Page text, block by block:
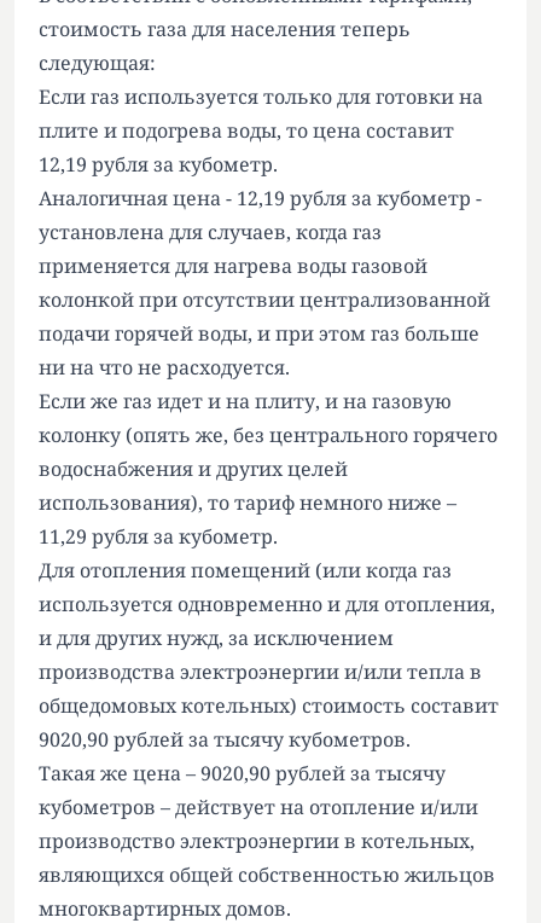
стоимость газа для населения теперь
следующая:
Если газ используется только для готовки на
плите и подогрева воды, то цена составит
12,19 рубля за кубометр.
Аналогичная цена - 12,19 рубля за кубометр -
установлена для случаев, когда газ
применяется для нагрева воды газовой
колонкой при отсутствии централизованной
подачи горячей воды, и при этом газ больше
ни на что не расходуется.
Если же газ идет и на плиту, и на газовую
колонку (опять же, без центрального горячего
водоснабжения и других целей
использования), то тариф немного ниже –
11,29 рубля за кубометр.
Для отопления помещений (или когда газ
используется одновременно и для отопления,
и для других нужд, за исключением
производства электроэнергии и/или тепла в
общедомовых котельных) стоимость составит
9020,90 рублей за тысячу кубометров.
Такая же цена – 9020,90 рублей за тысячу
кубометров – действует на отопление и/или
производство электроэнергии в котельных,
являющихся общей собственностью жильцов
многоквартирных домов.